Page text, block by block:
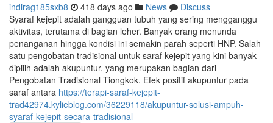
indirag185sxb8 418 days ago News
Discuss
Syaraf kejepit adalah gangguan tubuh yang sering mengganggu
aktivitas, terutama di bagian leher. Banyak orang menunda
penanganan hingga kondisi ini semakin parah seperti HNP. Salah
satu pengobatan tradisional untuk saraf kejepit yang kini banyak
dipilih adalah akupuntur, yang merupakan bagian dari
Pengobatan Tradisional Tiongkok. Efek positif akupuntur pada
saraf antara https://terapi-saraf-kejepit-
trad42974.kylieblog.com/36229118/akupuntur-solusi-ampuh-
syaraf-kejepit-secara-tradisional